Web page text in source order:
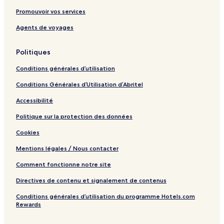
!r
t
!
l
l
e
t
A
m
i
i
e
s
u
n
V
l
y
o
d
g
g
u
n
V
a
l
y
t
A
m
i
i
e
s
e
n
i
e
I
n
c
l
d
d
t
o
S
L
f
t
s
Promouvoir vos services
Agents de voyages
Politiques
Conditions générales d’utilisation
Conditions Générales d’Utilisation d’Abritel
Accessibilité
Politique sur la protection des données
Cookies
Mentions légales / Nous contacter
Comment fonctionne notre site
Directives de contenu et signalement de contenus
Conditions générales d’utilisation du programme Hotels.com
Rewards